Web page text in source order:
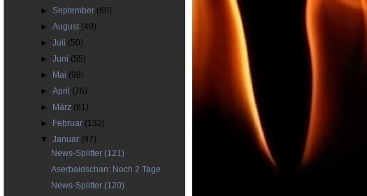
► September (60)
►August (49)
►Juli (50)
►Juni (55)
►
Mai (98)
►April (76)
►
März (81)
►
Februar (132)
▼Januar (97)
News-Splitter (121)
Aserbaidschan: Noch 2 Tage
News-Splitter (120)